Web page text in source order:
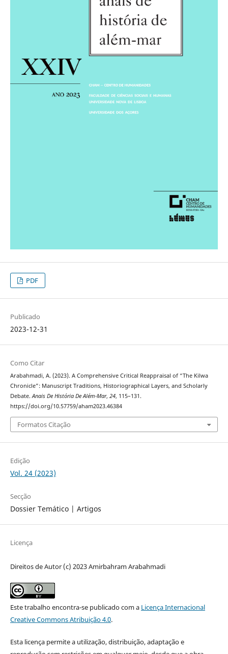
PDF
Publicado
2023-12-31
Como Citar
Arabahmadi, A. (2023). A Comprehensive Critical Reappraisal of “The Kilwa
Chronicle”: Manuscript Traditions, Historiographical Layers, and Scholarly
Debate.Anais De História De Além-Mar, 24, 115–131.
https://doi.org/10.57759/aham2023.46384
Formatos Citação
Edição
Vol. 24 (2023)
Secção
Dossier Temático | Artigos
Licença
Direitos de Autor (c) 2023 Amirbahram Arabahmadi
Este trabalho encontra-se publicado com a Licença Internacional
Creative Commons Atribuição 4.0.
Esta licença permite a utilização, distribuição, adaptação e